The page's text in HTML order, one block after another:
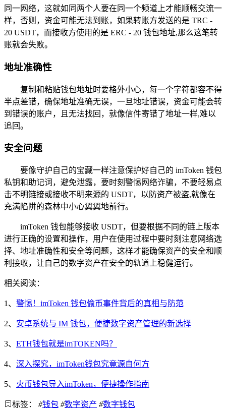
同一网络，这就如同两个人要在同一个频道上才能顺畅交流一
样，否则，资金可能无法到账，如果转账方发送的是 TRC -
20 USDT，而接收方使用的是 ERC - 20 钱包地址,那么这笔转
账就会失败。
地址准确性
复制和粘贴钱包地址时要格外小心，每一个字符都容不得
半点差错，确保地址准确无误，一旦地址错误，资金可能会转
到错误的账户，且无法找回，就像信件寄错了地址一样,难以
追回。
安全问题
要像守护自己的宝藏一样注意保护好自己的 imToken 钱包
私钥和助记词，避免泄露，要时刻警惕网络诈骗，不要轻易点
击不明链接或接收不明来源的 USDT，以防资产被盗,就像在
充满陷阱的森林中小心翼翼地前行。
imToken 钱包能够接收 USDT，但要根据不同的链上版本
进行正确的设置和操作，用户在使用过程中要时刻注意网络选
择、地址准确性和安全等问题，这样才能确保资产的安全和顺
利接收，让自己的数字资产在安全的轨道上稳健运行。
相关阅读：
1、 警惕！imToken 钱包偷币事件背后的真相与防范
2、 安卓系统与 IM 钱包，便捷数字资产管理的新选择
3、 ETH钱包就是imTOKEN吗？
4、 深入探究，imToken钱包究竟源自何方
5、 火币钱包导入imToken，便捷操作指南
标签： #钱包 #数字资产 #数字钱包